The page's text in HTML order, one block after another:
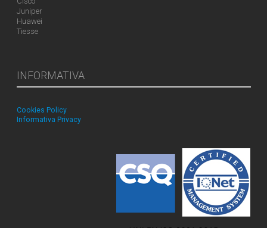
Juniper
Huawei
Tiesse
INFORMATIVA
Cookies Policy
Informativa Privacy